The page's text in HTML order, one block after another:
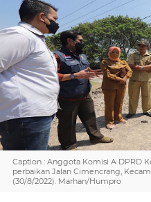
Caption : Anggota Komisi A DPRD
perbaikan Jalan Cimencrang,
(30/8/2022). Marhan/Humpro